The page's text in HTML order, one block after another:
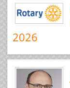
2026